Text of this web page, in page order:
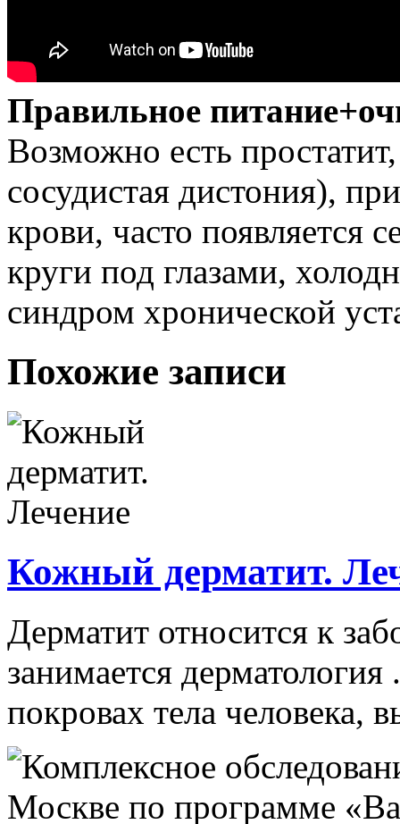
Правильное
Возможно есть
сосудистая дистония),
крови, часто появляется
круги под глазами,
синдром хронической
Похожие записи
Кожный дерматит.
Дерматит относится к
занимается
покровах тела человека,